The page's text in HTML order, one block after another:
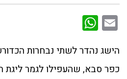
Email
הישג נהדר לשתי נבחרות
כפר סבא, שהעפילו לגמר ליגת